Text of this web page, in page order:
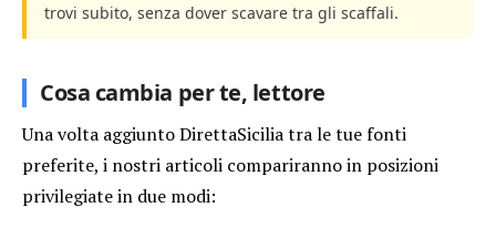
trovi subito, senza dover scavare tra gli scaffali.
Cosa cambia per te, lettore
Una volta aggiunto DirettaSicilia tra le tue fonti
preferite, i nostri articoli compariranno in posizioni
privilegiate in due modi: